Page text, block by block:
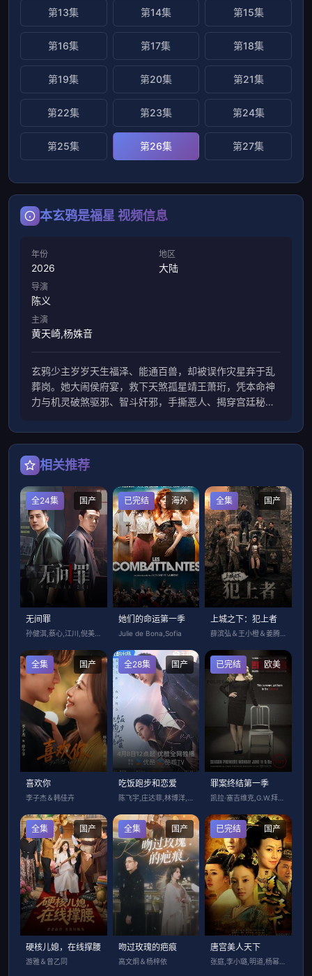
第13集 第14集 第15集
第16集 第17集 第18集
第19集 第20集 第21集
第22集 第23集 第24集
第25集 第26集 第27集
本玄鸦是福星 视频信息
年份
2026
地区
大陆
导演
陈义
主演
黄天崎,杨姝音
玄鸦少主岁岁天生福泽、能通百兽，却被误作灾星弃于乱
葬岗。她大闹侯府宴，救下天煞孤星靖王萧珩，凭本命神
力与机灵破煞驱邪、智斗奸邪，手撕恶人、揭穿宫廷秘
转天命。
相关推荐
国产
全24集
无间罪
海外
已完结
她们的命运第一季
Julie de Bona,Sofia
国产
全集
上城之下：犯上者
国产
全集
喜欢你
李子杰＆韩佳卉
国产
全28集
吃饭跑步和恋爱
欧美
已完结
罪案终结第一季
国产
全集
硬核儿媳，在线撑腰
游雅＆曾乙同
国产
全集
吻过玫瑰的疤痕
高文炯＆杨梓依
国产
已完结
唐宫美人天下